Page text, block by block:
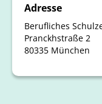
Adresse
Berufliches
Pranckhstraße 2
80335 München